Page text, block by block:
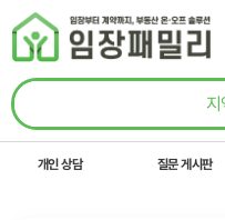
콘텐츠로
건너뛰기
개인 상담 질문 게시판